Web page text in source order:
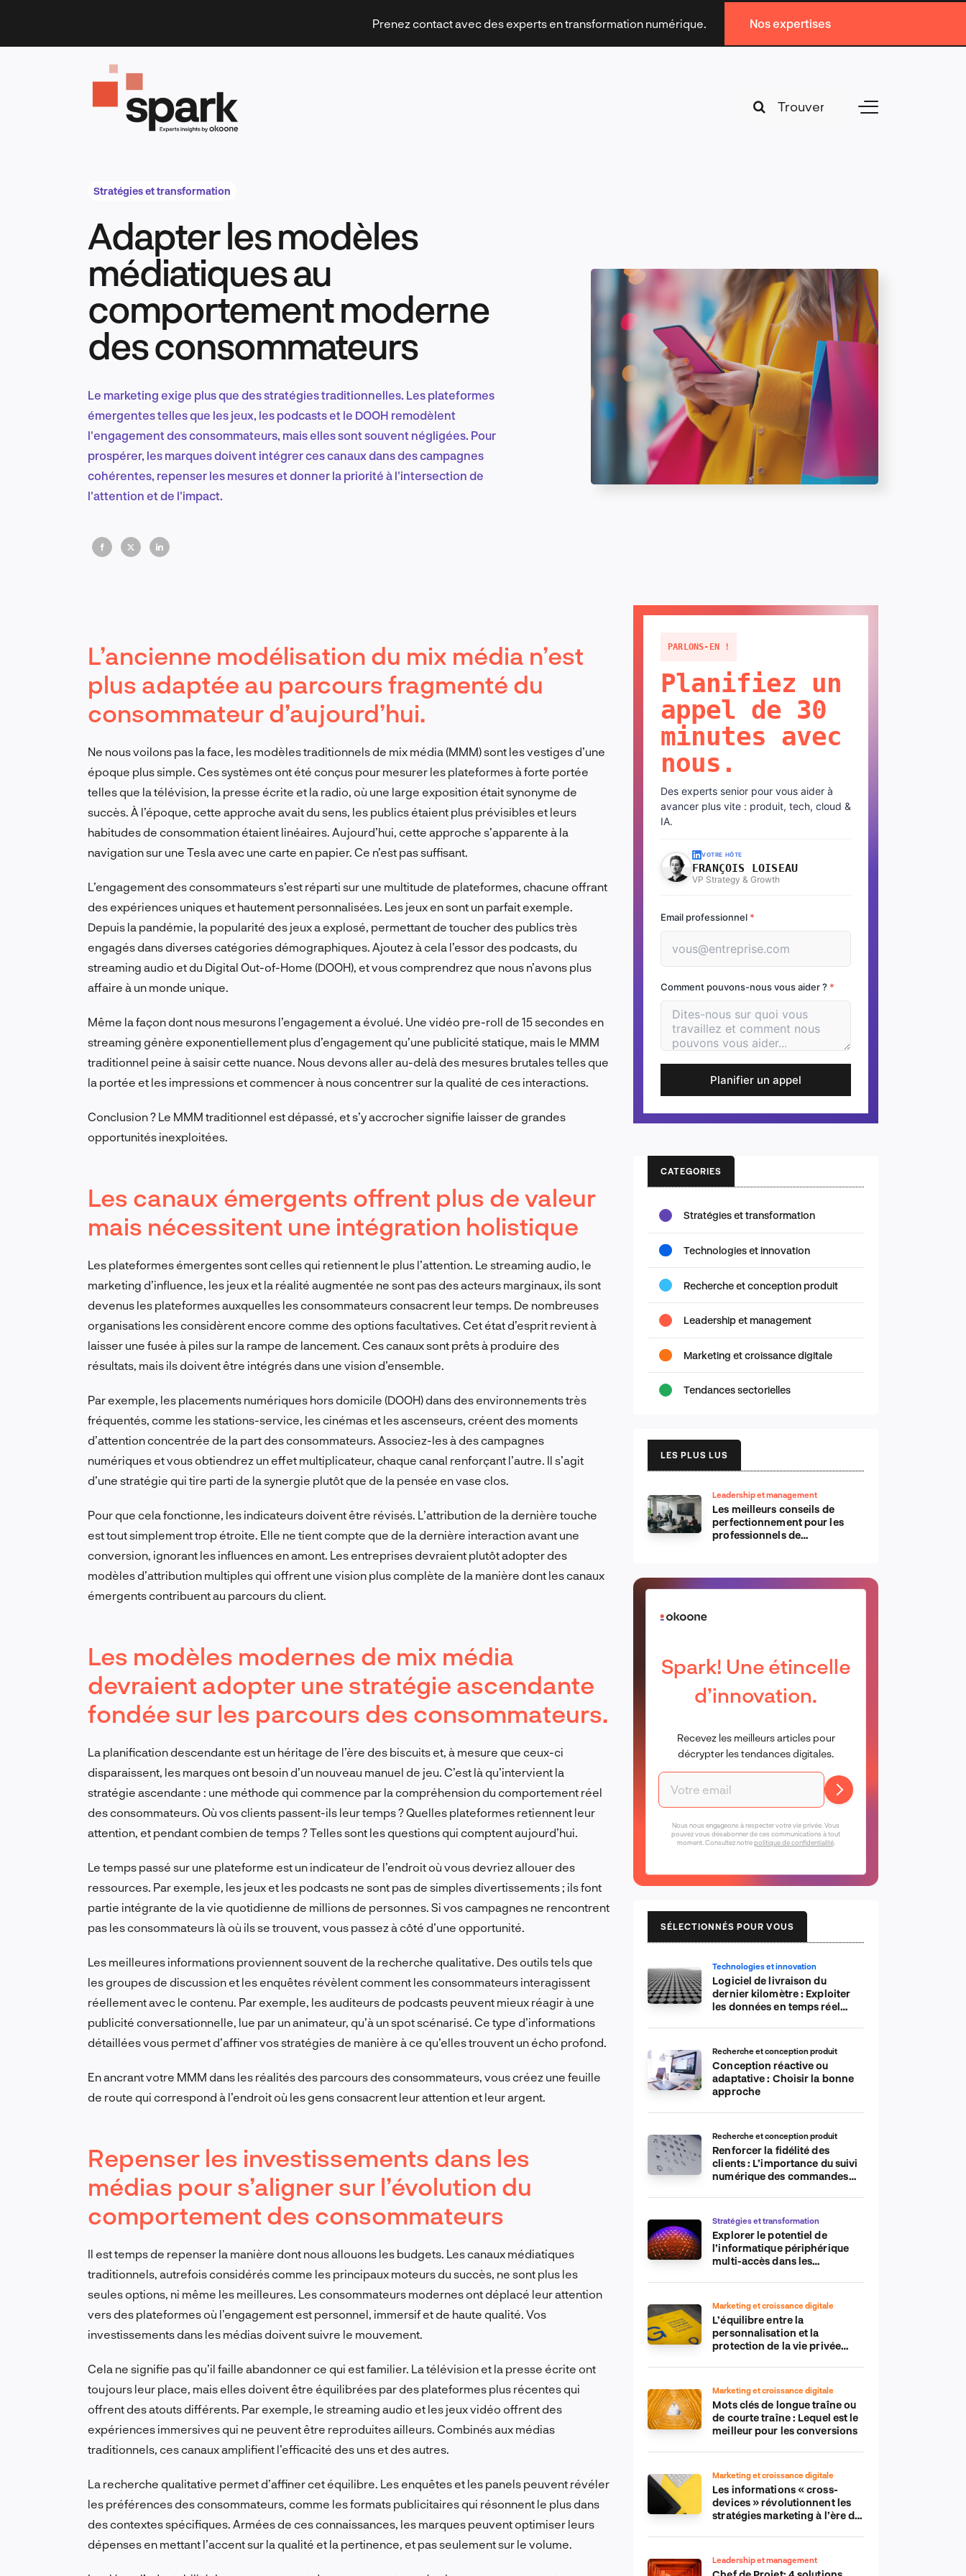
content
Prenez contact avec des experts en transformation numérique. Nos expertises
Toggle
Technologies et innovation
Leadership et management
Recherche et conception produit
FR
Stratégies et transformation
Adapter les modèles
médiatiques au
comportement moderne
des consommateurs
Le marketing exige plus que des stratégies traditionnelles. Les plateformes
émergentes telles que les jeux, les podcasts et le DOOH remodèlent
l'engagement des consommateurs, mais elles sont souvent négligées. Pour
prospérer, les marques doivent intégrer ces canaux dans des campagnes
cohérentes, repenser les mesures et donner la priorité à l'intersection de
l'attention et de l'impact.
L’ancienne modélisation du mix média n’est
plus adaptée au parcours fragmenté du
consommateur d’aujourd’hui.
Ne nous voilons pas la face, les modèles traditionnels de mix média (MMM) sont les vestiges d’une
époque plus simple. Ces systèmes ont été conçus pour mesurer les plateformes à forte portée
telles que la télévision, la presse écrite et la radio, où une large exposition était synonyme de
succès. À l’époque, cette approche avait du sens, les publics étaient plus prévisibles et leurs
habitudes de consommation étaient linéaires. Aujourd’hui, cette approche s’apparente à la
navigation sur une Tesla avec une carte en papier. Ce n’est pas suffisant.
L’engagement des consommateurs s’est réparti sur une multitude de plateformes, chacune offrant
des expériences uniques et hautement personnalisées. Les jeux en sont un parfait exemple.
Depuis la pandémie, la popularité des jeux a explosé, permettant de toucher des publics très
engagés dans diverses catégories démographiques. Ajoutez à cela l’essor des podcasts, du
streaming audio et du Digital Out-of-Home (DOOH), et vous comprendrez que nous n’avons plus
affaire à un monde unique.
Même la façon dont nous mesurons l’engagement a évolué. Une vidéo pre-roll de 15 secondes en
streaming génère exponentiellement plus d’engagement qu’une publicité statique, mais le MMM
traditionnel peine à saisir cette nuance. Nous devons aller au-delà des mesures brutales telles que
la portée et les impressions et commencer à nous concentrer sur la qualité de ces interactions.
Conclusion ? Le MMM traditionnel est dépassé, et s’y accrocher signifie laisser de grandes
opportunités inexploitées.
Les canaux émergents offrent plus de valeur
mais nécessitent une intégration holistique
Les plateformes émergentes sont celles qui retiennent le plus l’attention. Le streaming audio, le
marketing d’influence, les jeux et la réalité augmentée ne sont pas des acteurs marginaux, ils sont
devenus les plateformes auxquelles les consommateurs consacrent leur temps. De nombreuses
organisations les considèrent encore comme des options facultatives. Cet état d’esprit revient à
laisser une fusée à piles sur la rampe de lancement. Ces canaux sont prêts à produire des
résultats, mais ils doivent être intégrés dans une vision d’ensemble.
Par exemple, les placements numériques hors domicile (DOOH) dans des environnements très
fréquentés, comme les stations-service, les cinémas et les ascenseurs, créent des moments
d’attention concentrée de la part des consommateurs. Associez-les à des campagnes
numériques et vous obtiendrez un effet multiplicateur, chaque canal renforçant l’autre. Il s’agit
d’une stratégie qui tire parti de la synergie plutôt que de la pensée en vase clos.
Pour que cela fonctionne, les indicateurs doivent être révisés. L’attribution de la dernière touche
est tout simplement trop étroite. Elle ne tient compte que de la dernière interaction avant une
conversion, ignorant les influences en amont. Les entreprises devraient plutôt adopter des
modèles d’attribution multiples qui offrent une vision plus complète de la manière dont les canaux
émergents contribuent au parcours du client.
Les modèles modernes de mix média
devraient adopter une stratégie ascendante
fondée sur les parcours des consommateurs.
La planification descendante est un héritage de l’ère des biscuits et, à mesure que ceux-ci
disparaissent, les marques ont besoin d’un nouveau manuel de jeu. C’est là qu’intervient la
stratégie ascendante : une méthode qui commence par la compréhension du comportement réel
des consommateurs. Où vos clients passent-ils leur temps ? Quelles plateformes retiennent leur
attention, et pendant combien de temps ? Telles sont les questions qui comptent aujourd’hui.
Le temps passé sur une plateforme est un indicateur de l’endroit où vous devriez allouer des
ressources. Par exemple, les jeux et les podcasts ne sont pas de simples divertissements ; ils font
partie intégrante de la vie quotidienne de millions de personnes. Si vos campagnes ne rencontrent
pas les consommateurs là où ils se trouvent, vous passez à côté d’une opportunité.
Les meilleures informations proviennent souvent de la recherche qualitative. Des outils tels que
les groupes de discussion et les enquêtes révèlent comment les consommateurs interagissent
réellement avec le contenu. Par exemple, les auditeurs de podcasts peuvent mieux réagir à une
publicité conversationnelle, lue par un animateur, qu’à un spot scénarisé. Ce type d’informations
détaillées vous permet d’affiner vos stratégies de manière à ce qu’elles trouvent un écho profond.
En ancrant votre MMM dans les réalités des parcours des consommateurs, vous créez une feuille
de route qui correspond à l’endroit où les gens consacrent leur attention et leur argent.
Repenser les investissements dans les
médias pour s’aligner sur l’évolution du
comportement des consommateurs
Il est temps de repenser la manière dont nous allouons les budgets. Les canaux médiatiques
traditionnels, autrefois considérés comme les principaux moteurs du succès, ne sont plus les
seules options, ni même les meilleures. Les consommateurs modernes ont déplacé leur attention
vers des plateformes où l’engagement est personnel, immersif et de haute qualité. Vos
investissements dans les médias doivent suivre le mouvement.
Cela ne signifie pas qu’il faille abandonner ce qui est familier. La télévision et la presse écrite ont
toujours leur place, mais elles doivent être équilibrées par des plateformes plus récentes qui
offrent des atouts différents. Par exemple, le streaming audio et les jeux vidéo offrent des
expériences immersives qui ne peuvent être reproduites ailleurs. Combinés aux médias
traditionnels, ces canaux amplifient l’efficacité des uns et des autres.
La recherche qualitative permet d’affiner cet équilibre. Les enquêtes et les panels peuvent révéler
les préférences des consommateurs, comme les formats publicitaires qui résonnent le plus dans
des contextes spécifiques. Armées de ces connaissances, les marques peuvent optimiser leurs
dépenses en mettant l’accent sur la qualité et la pertinence, et pas seulement sur le volume.
PARLONS-EN !
Planifiez un
appel de 30
minutes avec
nous.
Des experts senior pour vous aider à
avancer plus vite : produit, tech, cloud &
IA.
VOTRE HÔTE
FRANÇOIS LOISEAU
VP Strategy & Growth
Email professionnel *
Comment pouvons-nous vous aider ? *
Planifier un appel
CATEGORIES
Stratégies et transformation
Technologies et innovation
Recherche et conception produit
Leadership et management
Marketing et croissance digitale
Tendances sectorielles
LES PLUS LUS
Leadership et management
Les meilleurs conseils de
perfectionnement pour les
professionnels de
Spark! Une étincelle
d’innovation.
Recevez les meilleurs articles pour
décrypter les tendances digitales.
Nous nous engageons à respecter votre vie privée. Vous
pouvez vous désabonner de ces communications à tout
moment. Consultez notrepolitique de confidentialité.
SÉLECTIONNÉS POUR VOUS
Technologies et innovation
Logiciel de livraison du
dernier kilomètre : Exploiter
les données en temps réel
Recherche et conception produit
Conception réactive ou
adaptative : Choisir la bonne
approche
Recherche et conception produit
Renforcer la fidélité des
clients : L’importance du suivi
numérique des commandes
commerce électronique
Stratégies et transformation
Explorer le potentiel de
l’informatique périphérique
multi-accès dans les
Marketing et croissance digitale
L’équilibre entre la
personnalisation et la
protection de la vie privée
Marketing et croissance digitale
Mots clés de longue traîne ou
de courte traîne : Lequel est le
meilleur pour les conversions
Marketing et croissance digitale
Les informations « cross-
devices » révolutionnent les
stratégies marketing à l’ère du
Leadership et management